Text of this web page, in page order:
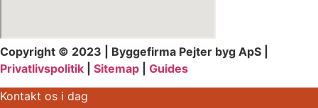
Copyright © 2023 | Byggefirma Pejter byg ApS |
Privatlivspolitik
Sitemap
Guides
Kontakt os i dag